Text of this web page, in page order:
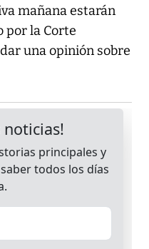
mañana estarán
por la Corte
una opinión sobre